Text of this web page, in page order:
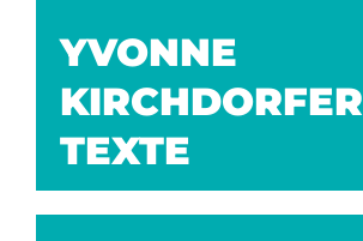
YVONNE
KIRCHDORFER
TEXTE